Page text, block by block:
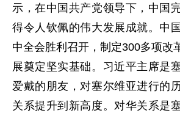
示，在中国共产党领导下，中国
得令人钦佩的伟大发展成就。中
中全会胜利召开，制定300多项改
展奠定坚实基础。习近平主席是
爱戴的朋友，对塞尔维亚进行的
关系提升到新高度。对华关系是